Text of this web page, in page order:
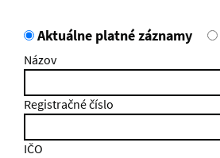
Aktuálne platné záznamy
Názov
Registračné číslo
IČO